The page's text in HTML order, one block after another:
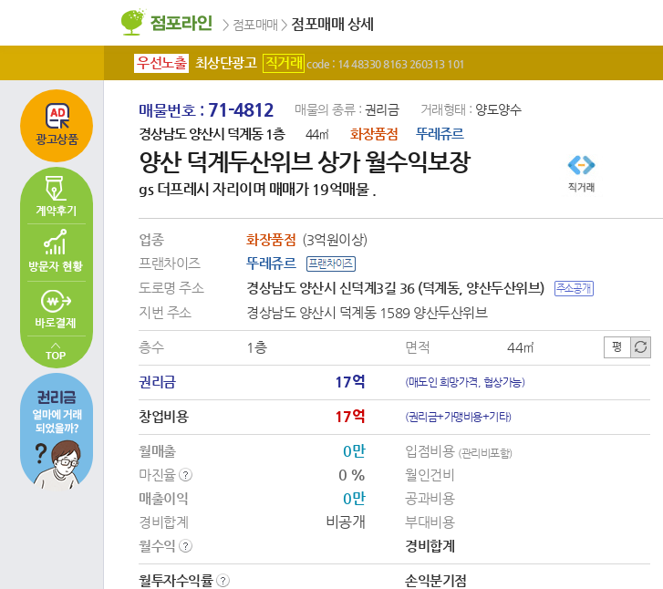
> 점포매매 > 점포매매 상세
광고상품
우선노출 최상단광고 직거래 code : 14 48330 8163 260313 101
매물번호 : 71-4812 매물의 종류 : 권리금 거래형태 : 양도양수
경상남도 양산시 덕계동 1층 44㎡ 화장품점 뚜레쥬르
양산 덕계두산위브 상가 월수익보장
gs 더프레시 자리이며 매매가 19억매물 .
업종 화장품점 (3억원이상)
프랜차이즈
뚜레쥬르
도로명 주소
경상남도 양산시 신덕계3길 36 (덕계동, 양산두산위브)
지번 주소
경상남도 양산시 덕계동 1589 양산두산위브
층수 1층 면적 44㎡ 평
권리금 17억 (매도인 희망가격, 협상가능)
창업비용 17억 (권리금+가맹비용+기타)
월매출 0만 입점비용 (관리비포함)
마진율 0 %
월인건비
매출이익
0만
공과비용
경비합계
비공개
부대비용
월수익
경비합계
월투자수익률
손익분기점